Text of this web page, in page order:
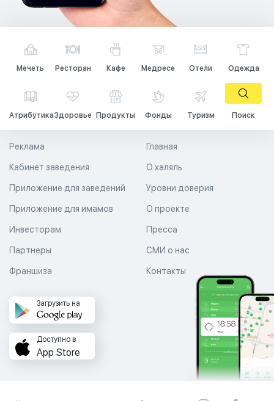
Мечеть Ресторан Кафе Медресе Отели Одежда
АтрибутикаЗдоровье Продукты Фонды Туризм Поиск
Главная
О халяль
Уровни доверия
Реклама
Кабинет заведения
Приложение для заведений
Приложение для имамов О проекте
Пресса
СМИ о нас
Контакты
Инвесторам
Партнеры
Франшиза
Загрузить на
Доступно в
App Store